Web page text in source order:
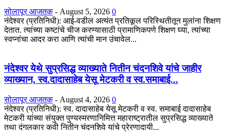
सोलापूर आजतक - August 5, 2026 0
नंदेश्वर (प्रतिनिधी): आई-वडील अत्यंत प्रतिकूल परिस्थितीतून मुलांना शिक्षण
देतात. त्यांच्या कष्टांचे चीज करण्यासाठी प्रामाणिकपणे शिक्षण घ्या, त्यांच्या
स्वप्नांचा आदर करा आणि त्यांची मान उंचावेल...
नंदेश्वर येथे सुप्रसिद्ध व्याख्याते नितीन चंदनशिवे यांचे जाहीर
व्याख्यान, स्व.दादासाहेब येसू मेटकरी व स्व.समाबाई...
सोलापूर आजतक - August 4, 2026 0
नंदेश्वर (प्रतिनिधी): स्व. दादासाहेब येसू मेटकरी व स्व. समाबाई दादासाहेब
मेटकरी यांच्या संयुक्त पुण्यस्मरणानिमित्त महाराष्ट्रातील सुप्रसिद्ध व्याख्याते
तथा दंगलकार कवी नितीन चंदनशिवे यांचे प्रेरणादायी...